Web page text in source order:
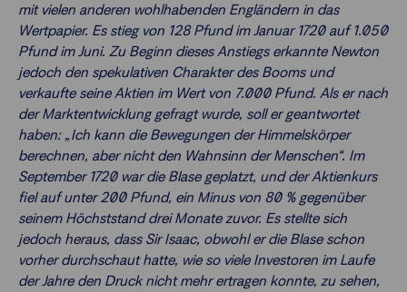
mit vielen anderen wohlhabenden Engländern in das
Wertpapier. Es stieg von 128 Pfund im Januar 1720 auf 1.050
Pfund im Juni. Zu Beginn dieses Anstiegs erkannte Newton
jedoch den spekulativen Charakter des Booms und
verkaufte seine Aktien im Wert von 7.000 Pfund. Als er nach
der Marktentwicklung gefragt wurde, soll er geantwortet
haben: „Ich kann die Bewegungen der Himmelskörper
berechnen, aber nicht den Wahnsinn der Menschen“. Im
September 1720 war die Blase geplatzt, und der Aktienkurs
fiel auf unter 200 Pfund, ein Minus von 80 % gegenüber
seinem Höchststand drei Monate zuvor. Es stellte sich
jedoch heraus, dass Sir Isaac, obwohl er die Blase schon
vorher durchschaut hatte, wie so viele Investoren im Laufe
der Jahre den Druck nicht mehr ertragen konnte, zu sehen,